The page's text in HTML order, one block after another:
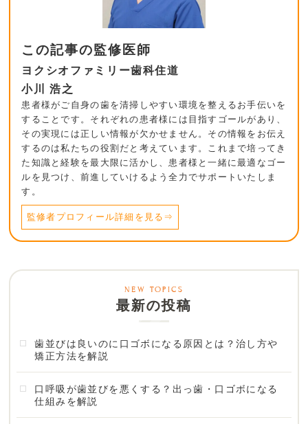
この記事の監修医師
ヨクシオファミリー歯科住道
小川 浩之
患者様がご自身の歯を清掃しやすい環境を整えるお手伝いを
することです。それぞれの患者様には目指すゴールがあり、
その実現には正しい情報が欠かせません。その情報をお伝え
するのは私たちの役割だと考えています。これまで培ってき
た知識と経験を最大限に活かし、患者様と一緒に最適なゴー
ルを見つけ、前進していけるよう全力でサポートいたしま
す。
監修者プロフィール詳細を見る⇒
最新の投稿
歯並びは良いのに口ゴボになる原因とは？治し方や
矯正方法を解説
口呼吸が歯並びを悪くする？出っ歯・口ゴボになる
仕組みを解説